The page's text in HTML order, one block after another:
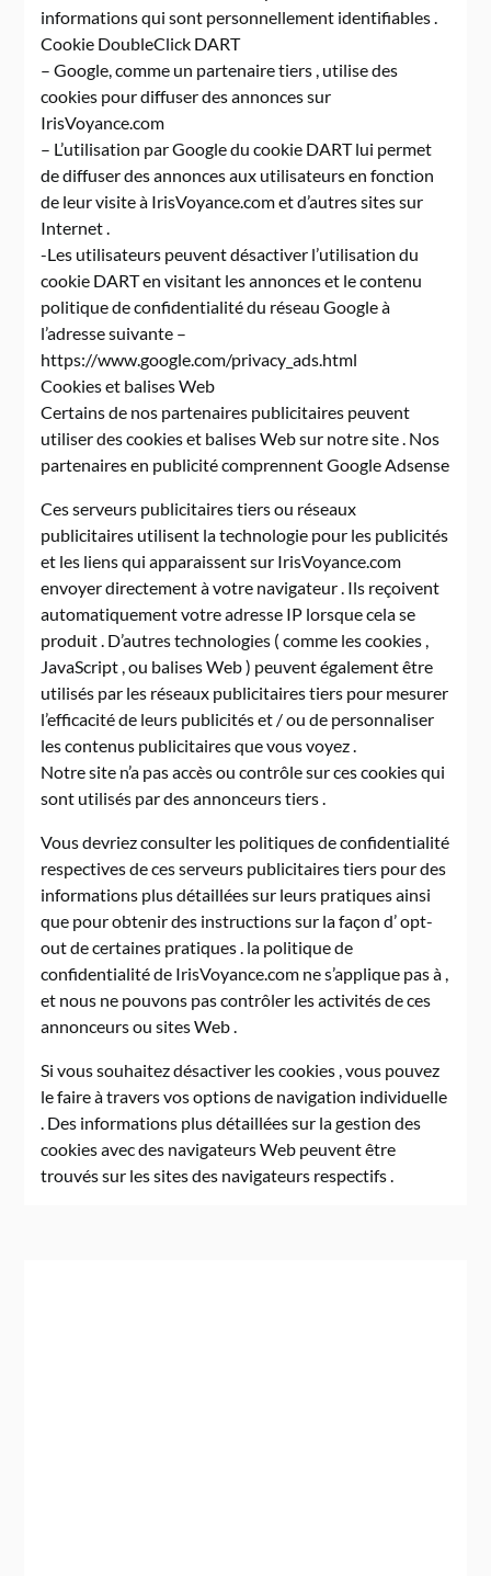
informations qui sont personnellement identifiables .
Cookie DoubleClick DART
– Google, comme un partenaire tiers , utilise des
cookies pour diffuser des annonces sur
IrisVoyance.com
– L’utilisation par Google du cookie DART lui permet
de diffuser des annonces aux utilisateurs en fonction
de leur visite à IrisVoyance.com et d’autres sites sur
Internet .
-Les utilisateurs peuvent désactiver l’utilisation du
cookie DART en visitant les annonces et le contenu
politique de confidentialité du réseau Google à
l’adresse suivante –
https://www.google.com/privacy_ads.html
Cookies et balises Web
Certains de nos partenaires publicitaires peuvent
utiliser des cookies et balises Web sur notre site . Nos
partenaires en publicité comprennent Google Adsense
Ces serveurs publicitaires tiers ou réseaux
publicitaires utilisent la technologie pour les publicités
et les liens qui apparaissent sur IrisVoyance.com
envoyer directement à votre navigateur . Ils reçoivent
automatiquement votre adresse IP lorsque cela se
produit . D’autres technologies ( comme les cookies ,
JavaScript , ou balises Web ) peuvent également être
utilisés par les réseaux publicitaires tiers pour mesurer
l’efficacité de leurs publicités et / ou de personnaliser
les contenus publicitaires que vous voyez .
Notre site n’a pas accès ou contrôle sur ces cookies qui
sont utilisés par des annonceurs tiers .
Vous devriez consulter les politiques de confidentialité
respectives de ces serveurs publicitaires tiers pour des
informations plus détaillées sur leurs pratiques ainsi
que pour obtenir des instructions sur la façon d’ opt-
out de certaines pratiques . la politique de
confidentialité de IrisVoyance.com ne s’applique pas à ,
et nous ne pouvons pas contrôler les activités de ces
annonceurs ou sites Web .
Si vous souhaitez désactiver les cookies , vous pouvez
le faire à travers vos options de navigation individuelle
. Des informations plus détaillées sur la gestion des
cookies avec des navigateurs Web peuvent être
trouvés sur les sites des navigateurs respectifs .